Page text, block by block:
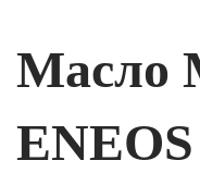
Масло